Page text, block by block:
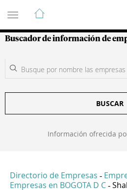
Guía de Empresas
Buscador de información de
BUSCAR
Información ofrecida
Directorio de Empresas -
Empresas en BOGOTA D C -